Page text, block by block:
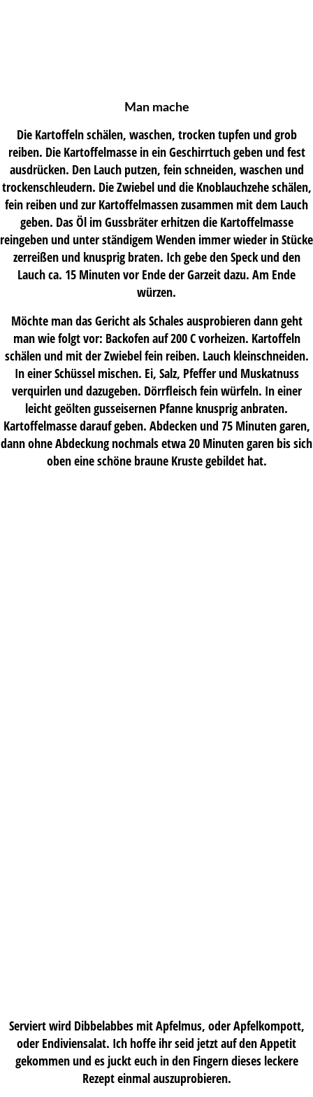
Man mache
Die Kartoffeln schälen, waschen, trocken tupfen und grob
reiben. Die Kartoffelmasse in ein Geschirrtuch geben und fest
ausdrücken. Den Lauch putzen, fein schneiden, waschen und
trockenschleudern. Die Zwiebel und die Knoblauchzehe schälen,
fein reiben und zur Kartoffelmassen zusammen mit dem Lauch
geben. Das Öl im Gussbräter erhitzen die Kartoffelmasse
reingeben und unter ständigem Wenden immer wieder in Stücke
zerreißen und knusprig braten. Ich gebe den Speck und den
Lauch ca. 15 Minuten vor Ende der Garzeit dazu. Am Ende
würzen.
Möchte man das Gericht als Schales ausprobieren dann geht
man wie folgt vor: Backofen auf 200 C vorheizen. Kartoffeln
schälen und mit der Zwiebel fein reiben. Lauch kleinschneiden.
In einer Schüssel mischen. Ei, Salz, Pfeffer und Muskatnuss
verquirlen und dazugeben. Dörrfleisch fein würfeln. In einer
leicht geölten gusseisernen Pfanne knusprig anbraten.
Kartoffelmasse darauf geben. Abdecken und 75 Minuten garen,
dann ohne Abdeckung nochmals etwa 20 Minuten garen bis sich
oben eine schöne braune Kruste gebildet hat.
Serviert wird Dibbelabbes mit Apfelmus, oder Apfelkompott,
oder Endiviensalat. Ich hoffe ihr seid jetzt auf den Appetit
gekommen und es juckt euch in den Fingern dieses leckere
Rezept einmal auszuprobieren.